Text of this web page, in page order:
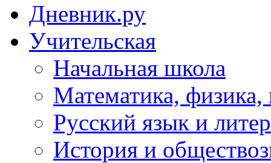
Дневник.ру
Учительская
Начальная школа
Математика,
Русский язык и
История и